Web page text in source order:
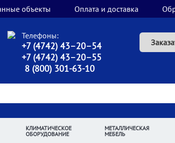
объекты Оплата и доставка
Телефоны:
+7 (4742) 43–20–54
+7 (4742) 43–20–55
8 (800) 301-63-10
КЛИМАТИЧЕСКОЕ
ОБОРУДОВАНИЕ
МЕТАЛЛИЧЕСКАЯ
МЕБЕЛЬ